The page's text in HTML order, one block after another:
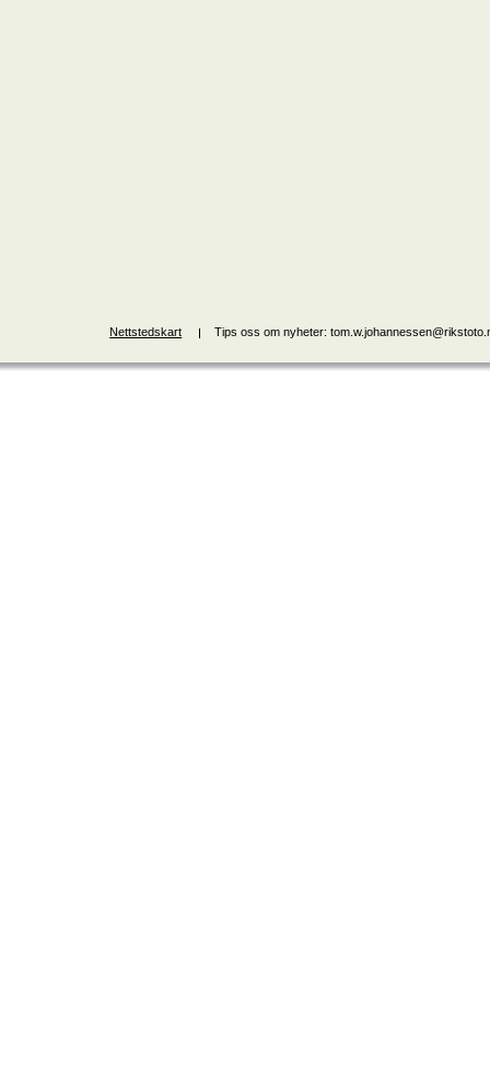
Nettstedskart Tips oss om nyheter: